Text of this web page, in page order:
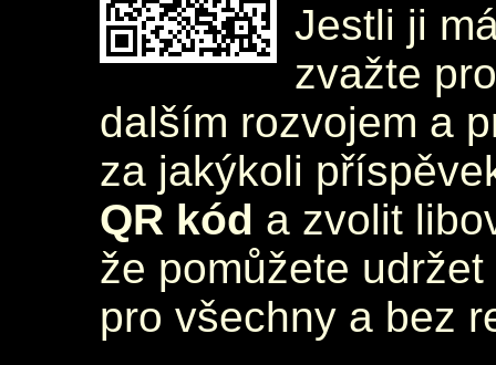
Jestli ji
zvažte
dalším rozvojem a
za jakýkoli
QR kód a zvolit
že pomůžete
pro všechny a bez